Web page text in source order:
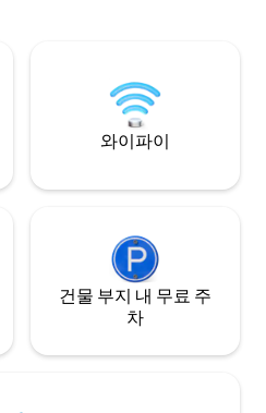
텔레비전, 위
한 편의시설
물의 소리를
에서 모닝 커피
모어를 구우
4명, 유아 2
숨 막히게 아름답
타에서 다음 숙박
기쁩니다!
와이파이
건물 부지 내 무료 주
차